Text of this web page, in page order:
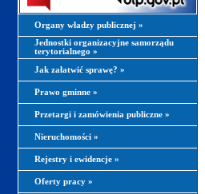
Organy władzy publicznej »
Jednostki organizacyjne samorządu
terytorialnego »
Jak załatwić sprawę? »
Prawo gminne »
Przetargi i zamówienia publiczne »
Nieruchomości »
Rejestry i ewidencje »
Oferty pracy »